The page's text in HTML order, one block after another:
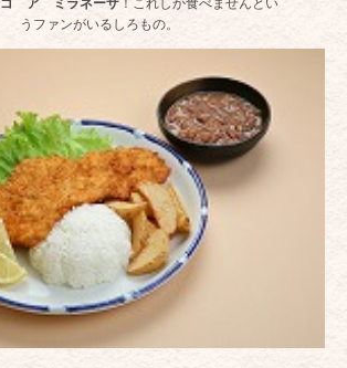
ゴ ア ミラネーザ！これしか食べませんとい
うファンがいるしろもの。